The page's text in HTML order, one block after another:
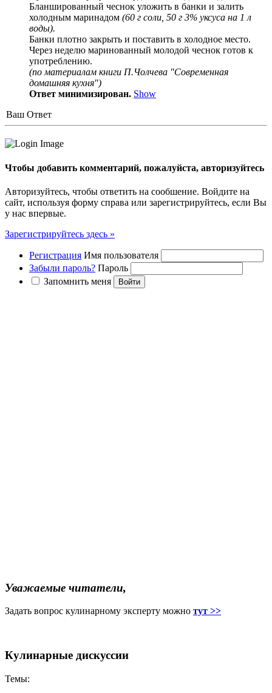
Бланшированный чеснок уложить в банки и залить
холодным маринадом (60 г соли, 50 г 3% уксуса на 1 л
воды).
Банки плотно закрыть и поставить в холодное место.
Через неделю маринованный молодой чеснок готов к
употреблению.
(по материалам книги П.Чолчева "Современная
домашняя кухня")
Ответ минимизирован. Show
Ваш Ответ
Чтобы добавить комментарий, пожалуйста, авторизуйтесь
Авторизуйтесь, чтобы ответить на сообшение. Войдите на
сайт, используя форму справа или зарегистрируйтесь, если Вы
у нас впервые.
Зарегистрируйтесь здесь »
Регистрация Имя пользователя
Забыли пароль? Пароль
Запомнить меня
Уважаемые читатели,
Задать вопрос кулинарному эксперту можно тут >>
Кулинарные дискуссии
Темы: